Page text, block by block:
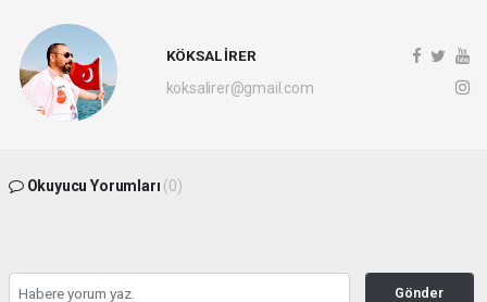
KÖKSAL İRER
koksalirer@gmail.com
Okuyucu Yorumları (0)
Gönder